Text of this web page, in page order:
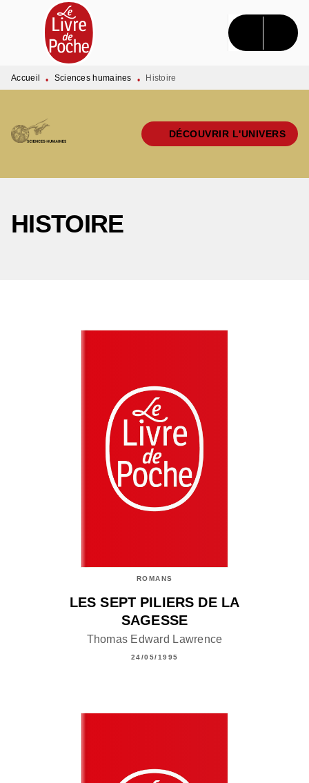
MENU RECHERCHE CONTENU
PIED DE PAGE
Accueil • Sciences humaines • Histoire
DÉCOUVRIR L'UNIVERS
HISTOIRE
ROMANS
LES SEPT PILIERS DE LA
SAGESSE
Thomas Edward Lawrence
24/05/1995